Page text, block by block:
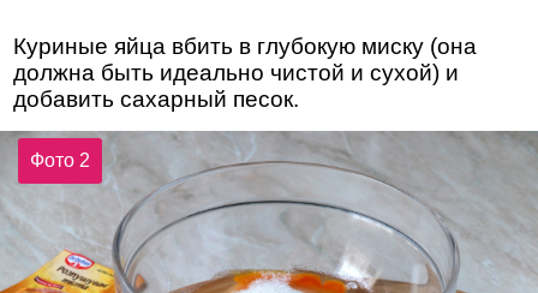
Куриные яйца вбить в глубокую миску (она
должна быть идеально чистой и сухой) и
добавить сахарный песок.
Фото 2